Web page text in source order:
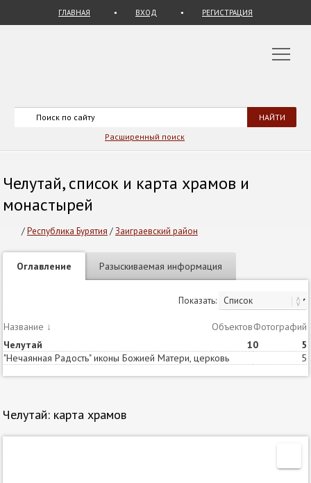
ГЛАВНАЯ ВХОД РЕГИСТРАЦИЯ
Расширенный поиск
Челутай, список и карта храмов и
монастырей
/Республика Бурятия /Заиграевский район
Оглавление Разыскиваемая информация
Показать:
Название ↓ ОбъектовСтатей
Фотографий
Челутай
10 5
"Нечаянная Радость" иконы Божией Матери, церковь 5
Челутай: карта храмов